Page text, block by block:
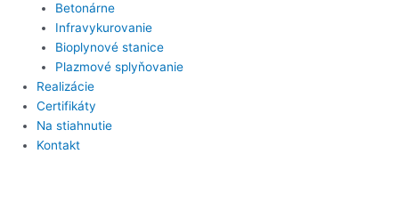
Betonárne
Infravykurovanie
Bioplynové stanice
Plazmové splyňovanie
Realizácie
Certifikáty
Na stiahnutie
Kontakt